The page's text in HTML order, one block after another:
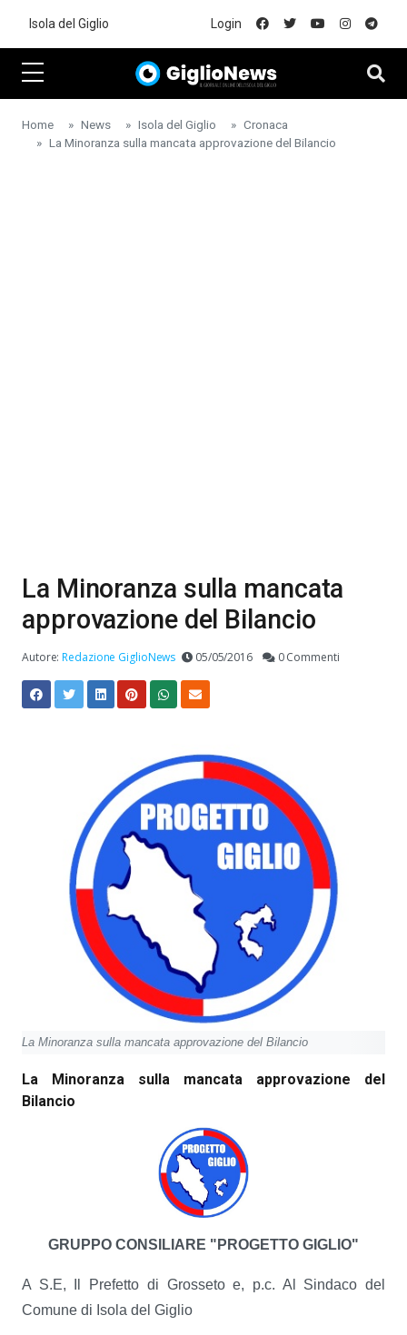
Isola del Giglio Login
Home News Isola del Giglio
Cronaca
La Minoranza sulla mancata approvazione del Bilancio
La Minoranza sulla mancata
approvazione del Bilancio
Autore:Redazione GiglioNews 05/05/2016 0 Commenti
La Minoranza sulla mancata approvazione del Bilancio
La Minoranza sulla mancata approvazione del
Bilancio
GRUPPO CONSILIARE "PROGETTO GIGLIO"
A S.E, Il Prefetto di Grosseto e, p.c. Al Sindaco del
Comune di Isola del Giglio